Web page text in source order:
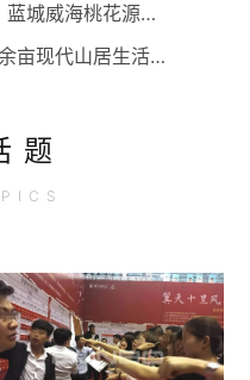
联动美好，共启华章，蓝城威海桃花源生活美学馆开放
安吉桃花源开启8000余亩现代山居生活画卷
题